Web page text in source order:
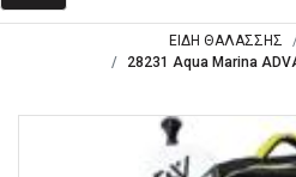
ΕΙΔΗ ΘΑΛΑΣΣΗΣ
28231 Aqua Marina